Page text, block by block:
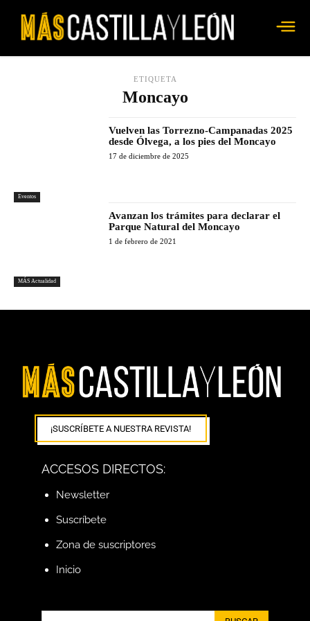
ETIQUETA
Moncayo
Eventos
Vuelven las Torrezno-Campanadas 2025
desde Ólvega, a los pies del Moncayo
17 de diciembre de 2025
MÁS Actualidad
Avanzan los trámites para declarar el
Parque Natural del Moncayo
1 de febrero de 2021
¡SUSCRÍBETE A NUESTRA REVISTA!
ACCESOS DIRECTOS:
Newsletter
Suscríbete
Zona de suscriptores
Inicio